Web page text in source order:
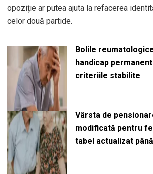
opoziție ar putea ajuta la refacerea
celor două partide.
Bolile
handicap
criteriile stabilite
Vârsta de
modificată pentru
tabel actualizat